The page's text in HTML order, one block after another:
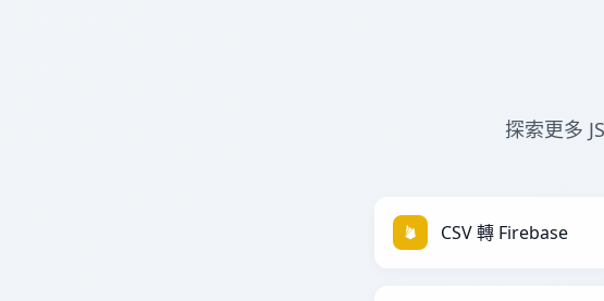
探索更多
CSV 轉 Firebase